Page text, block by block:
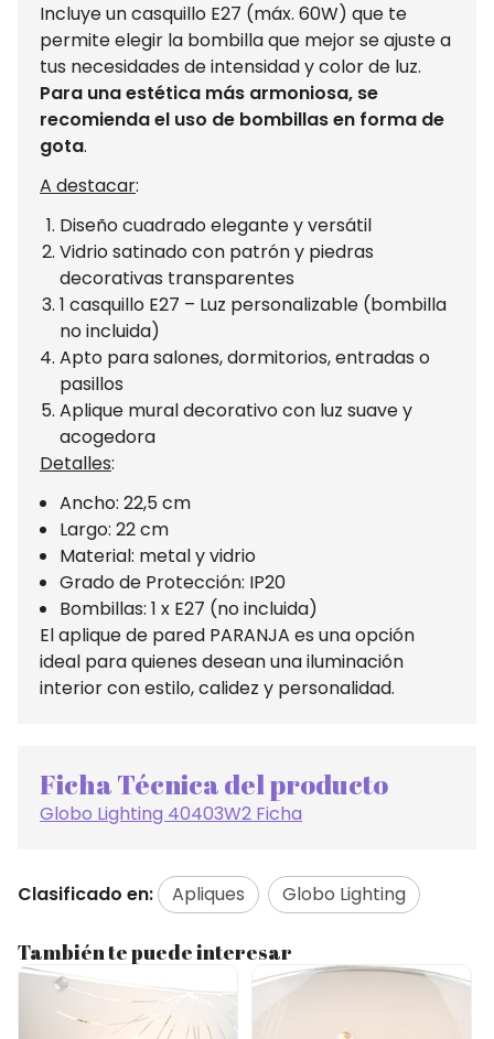
Incluye un casquillo E27 (máx. 60W) que te
permite elegir la bombilla que mejor se ajuste a
tus necesidades de intensidad y color de luz.
Para una estética más armoniosa, se
recomienda el uso de bombillas en forma de
gota.
A destacar:
Diseño cuadrado elegante y versátil
Vidrio satinado con patrón y piedras
decorativas transparentes
1 casquillo E27 – Luz personalizable (bombilla
no incluida)
Apto para salones, dormitorios, entradas o
pasillos
Aplique mural decorativo con luz suave y
acogedora
Detalles:
Ancho: 22,5 cm
Largo: 22 cm
Material: metal y vidrio
Grado de Protección: IP20
Bombillas: 1 x E27 (no incluida)
El aplique de pared PARANJA es una opción
ideal para quienes desean una iluminación
interior con estilo, calidez y personalidad.
Ficha Técnica del producto
Globo Lighting 40403W2 Ficha
Clasificado en: Apliques Globo Lighting
También te puede interesar